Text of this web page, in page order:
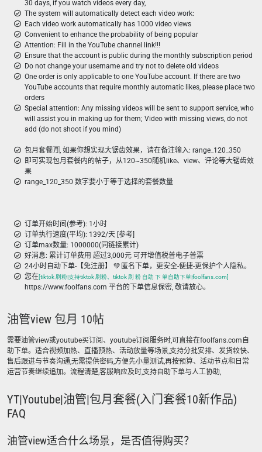
30 days, if you watch videos every day,
The system will automatically detect each video work:
Each video work automatically has 1000 video views
Convenient to enhance the probability of being popular
Attention: Fill in the YouTube channel link!!!
Ensure that the account is public during the monthly subscription period
Do not change your username and try not to delete old videos
One order is only applicable to one YouTube account. If there are two
YouTube accounts that require monthly automatic likes, please place two
orders
Special attention: Any missing videos will be sent to support service, who
will assist you in making up for them; Video with missing views, do not
add (do not shoot if you mind)
包月套餐🈷️, 如果你想实现大锯齿效果，请在备注输入: range_120_350
即可实现包月套餐内的帖子，从120~350随机like、view、评论等大锯齿效
果
range_120_350 数字要小于等于选择的套餐数量
订单开始时间(参考): 1小时
订单执行速度(平均): 1392/天 [参考]
订单max数量: 1000000(同链接累计)
好消息: 累计订单费用 超过3,000元 可开增值税普电子普票
24小时自动下单-【免注册】 💚 匿名下单，更安全-便捷-更保护个人隐私。
您在[tiktok 刷粉|支持tiktok 刷粉、tiktok 刷 粉 自助 下 单自助下单|foolfans.com]
https://www.foolfans.com 平台的下单信息保密, 敬请放心。
油管view 包月 10帖
需要油管view或youtube买订阅、youtube订阅服务时,可直接在foolfans.com自
助下单。适合视频加热、直播预热、活动放量等场景,支持分批安排、发货较快、
售后跟进与节奏沟通,无需提供密码,方便先小量测试,再按预算、活动节点和日常
运营节奏继续追加。流程清楚,客服响应及时,支持自助下单与人工协助,
YT|Youtube|油管|包月套餐(入门套餐10新作品)
FAQ
油管view适合什么场景，是否值得购买？